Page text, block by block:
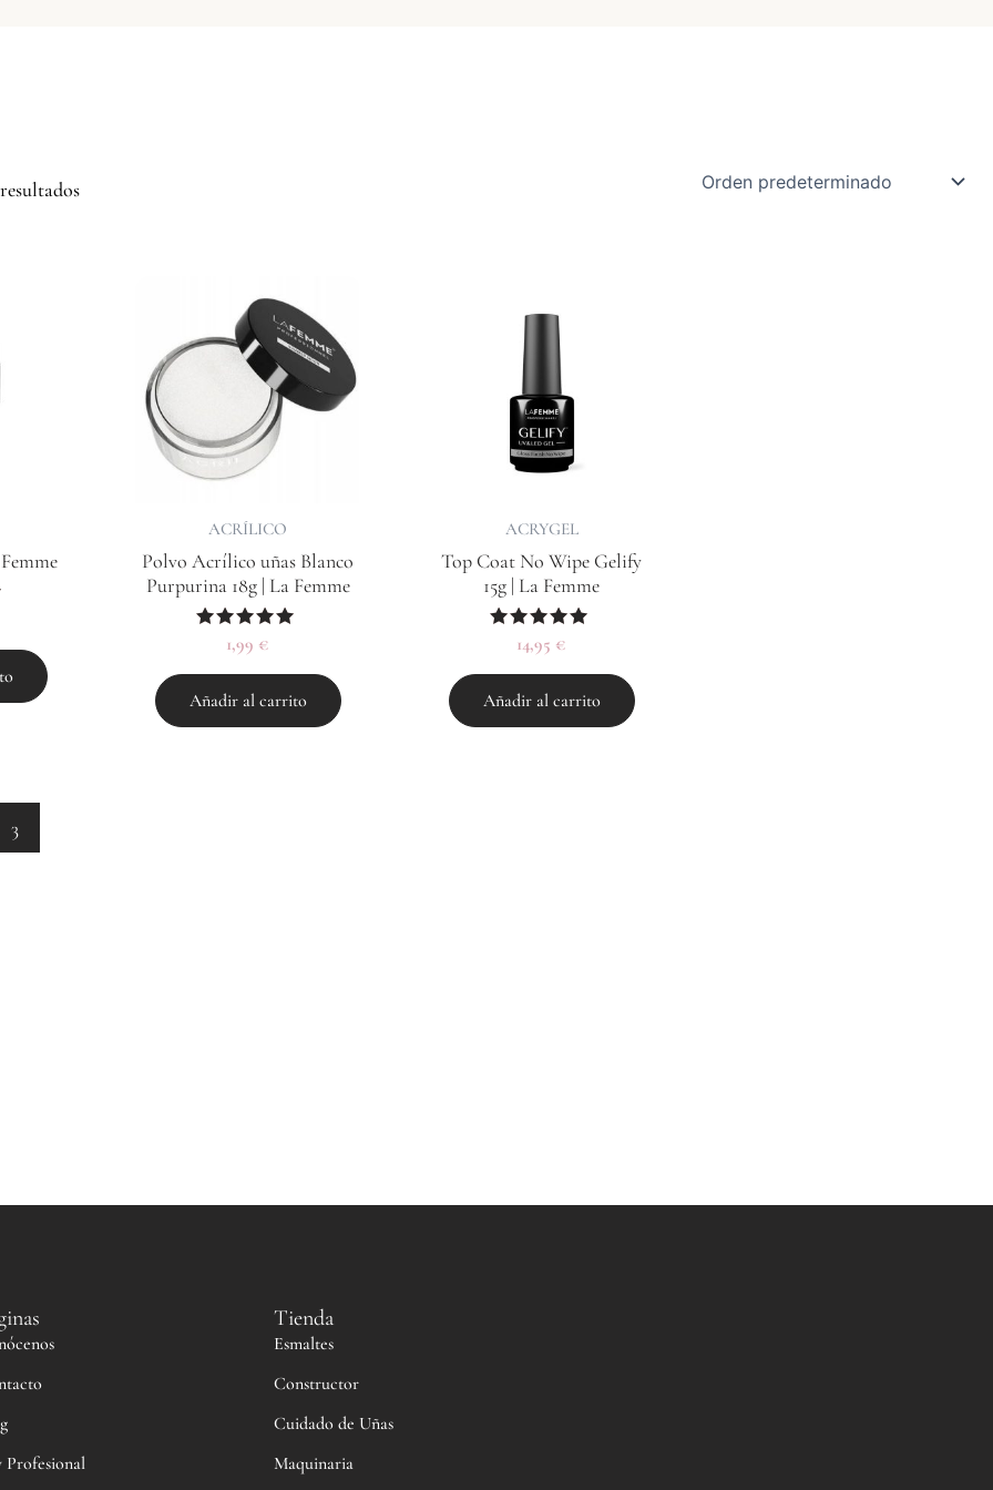
ACRÍLICO
Polvo Acrílico uñas Blanco
Purpurina 18g | La Femme
Valorado
con
5.00
de 5
1,99 €
Añadir al carrito
ACRYGEL
Top Coat No Wipe Gelify
15g | La Femme
Valorado
con
5.00
de 5
14,95 €
Añadir al carrito
3
Profesional
Tienda
Esmaltes
Constructor
Cuidado de Uñas
Maquinaria